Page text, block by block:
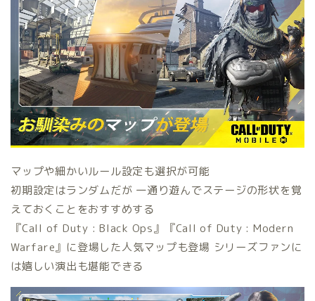
マップや細かいルール設定も選択が可能
初期設定はランダムだが 一通り遊んでステージの形状を覚
えておくことをおすすめする
『Call of Duty : Black Ops』『Call of Duty : Modern
Warfare』に登場した人気マップも登場 シリーズファンに
は嬉しい演出も堪能できる